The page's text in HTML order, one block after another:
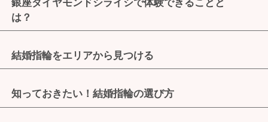
銀座ダイヤモンドシライシで体験できることと
は？
結婚指輪をエリアから見つける
知っておきたい！結婚指輪の選び方